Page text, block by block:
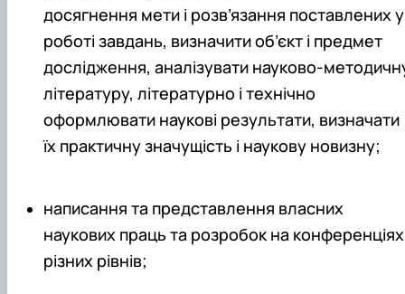
досягнення мети і розв’язання поставлених у
роботі завдань, визначити об’єкт і предмет
дослідження, аналізувати науково-
літературу, літературно і технічно
оформлювати наукові результати, визначати
їх практичну значущість і наукову новизну;
написання та представлення власних
наукових праць та розробок на конференціях
різних рівнів;